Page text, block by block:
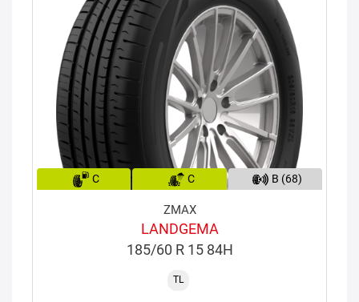
C C B (68)
ZMAX
LANDGEMA
185/60 R 15 84H
TL